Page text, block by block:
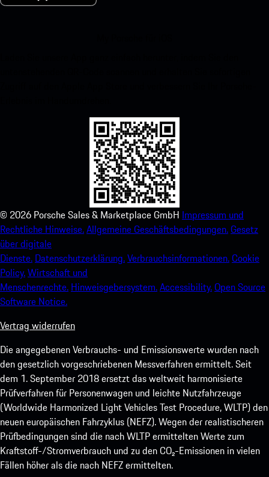
© 2026 Porsche Sales & Marketplace GmbH Impressum und
Rechtliche Hinweise.Allgemeine Geschäftsbedingungen.Gesetz
über digitale
Dienste. Datenschutzerklärung.Verbrauchsinformationen.Cookie
Policy.Wirtschaft und
Menschenrechte. Hinweisgebersystem.Accessibility.Open Source
Software Notice.
Vertrag widerrufen
Die angegebenen Verbrauchs- und Emissionswerte wurden nach
den gesetzlich vorgeschriebenen Messverfahren ermittelt. Seit
dem 1. September 2018 ersetzt das weltweit harmonisierte
Prüfverfahren für Personenwagen und leichte Nutzfahrzeuge
(Worldwide Harmonized Light Vehicles Test Procedure, WLTP) den
neuen europäischen Fahrzyklus (NEFZ). Wegen der realistischeren
Prüfbedingungen sind die nach WLTP ermittelten Werte zum
Kraftstoff-/Stromverbrauch und zu den CO₂-Emissionen in vielen
Fällen höher als die nach NEFZ ermittelten.